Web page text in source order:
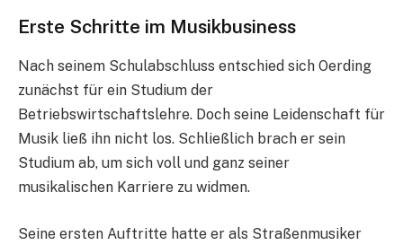
Erste Schritte im Musikbusiness
Nach seinem Schulabschluss entschied sich Oerding
zunächst für ein Studium der
Betriebswirtschaftslehre. Doch seine Leidenschaft für
Musik ließ ihn nicht los. Schließlich brach er sein
Studium ab, um sich voll und ganz seiner
musikalischen Karriere zu widmen.
Seine ersten Auftritte hatte er als Straßenmusiker